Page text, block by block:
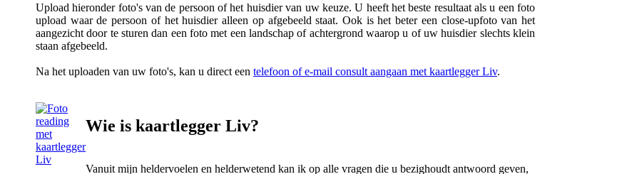
Upload hieronder foto's van de persoon of het huisdier van uw keuze. U heeft het beste resultaat als u een foto
upload waar de persoon of het huisdier alleen op afgebeeld staat. Ook is het beter een close-upfoto van het
aangezicht door te sturen dan een foto met een landschap of achtergrond waarop u of uw huisdier slechts klein
staan afgebeeld.
Na het uploaden van uw foto's, kan u direct een telefoon of e-mail consult aangaan met kaartlegger Liv.
Wie is kaartlegger Liv?
Vanuit mijn heldervoelen en helderwetend kan ik op alle vragen die u bezighoudt antwoord geven,